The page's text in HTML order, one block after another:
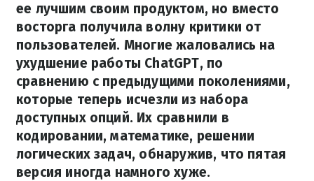
ее лучшим своим продуктом, но вместо
восторга получила волну критики от
пользователей. Многие жаловались на
ухудшение работы ChatGPT, по
сравнению с предыдущими поколениями,
которые теперь исчезли из набора
доступных опций. Их сравнили в
кодировании, математике, решении
логических задач, обнаружив, что пятая
версия иногда намного хуже.